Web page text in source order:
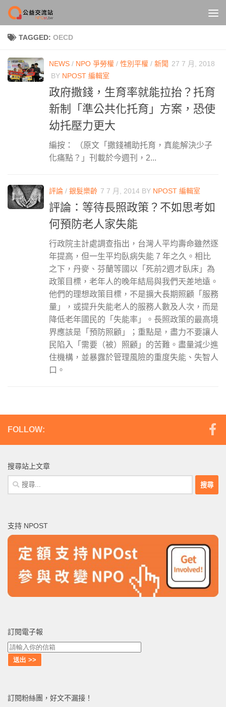
Skip to content
TAGGED: OECD
NEWS / NPO 爭勞權 / 性別平權 / 新聞 27 7 月, 2018
BY NPOST 編輯室
政府撒錢，生育率就能拉抬？托育
新制「準公共化托育」方案，恐使
幼托壓力更大
編按： （原文「撒錢補助托育，真能解決少子
化痛點？」刊載於今週刊，2...
評論 / 銀髮樂齡 7 7 月, 2014 BY NPOST 編輯室
評論：等待長照政策？不如思考如
何預防老人家失能
行政院主計處調查指出，台灣人平均壽命雖然逐
年提高，但一生平均臥病失能 7 年之久。相比
之下，丹麥、芬蘭等國以「死前2週才臥床」為
政策目標，老年人的晚年結局與我們天差地遠。
他們的理想政策目標，不是擴大長期照顧「服務
量」，或提升失能老人的服務人數及人次，而是
降低老年國民的「失能率」。長照政策的最高境
界應該是「預防照顧」；重點是，盡力不要讓人
民陷入「需要（被）照顧」的苦難。盡量減少進
住機構，並暴露於管理風險的重度失能、失智人
口。
FOLLOW:
搜尋站上文章
搜
尋
字:
支持 NPOST
訂閱電子報
訂閱粉絲團，好文不漏接！